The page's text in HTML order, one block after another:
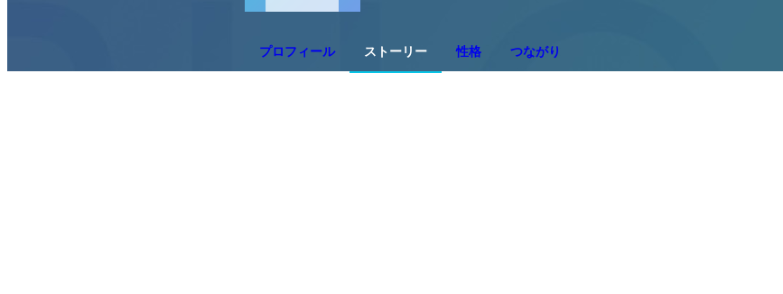
プロフィール ストーリー 性格 つながり